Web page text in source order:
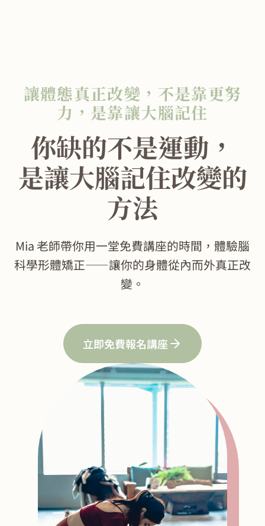
讓體態真正改變，不是靠更努
力，是靠讓大腦記住
你缺的不是運動，
是讓大腦記住改變的
方法
Mia 老師帶你用一堂免費講座的時間，體驗腦
科學形體矯正——讓你的身體從內而外真正改
變。
立即免費報名講座